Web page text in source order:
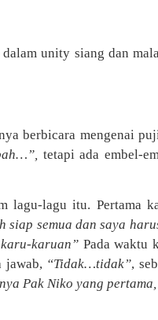
unity siang dan
berbicara mengenai
tetapi ada embel-
lagu-lagu itu. Pertama
siap semua dan saya
karuan” Pada waktu
jawab, “Tidak…tidak”,
Pak Niko yang